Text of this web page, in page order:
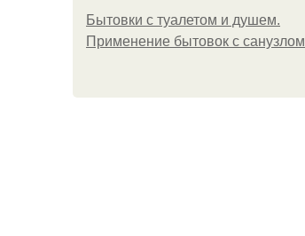
Бытовки с туалетом и душем.
Применение бытовок с санузлом